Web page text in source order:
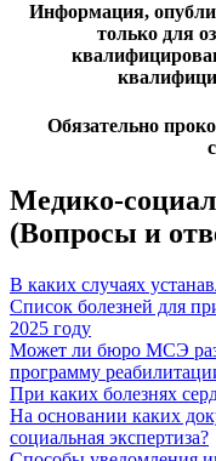
Информация,
только для
Обязательно
Медико-
(Вопросы и
В каких случаях
Список болезней для
2025 году
Может ли бюро МСЭ
программу
При каких болезнях
На основании каких
социальная экспертиза?